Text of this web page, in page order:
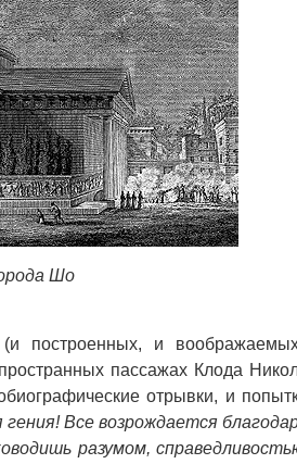
Шо
и
пассажах Клода
отрывки, и
Все возрождается
разумом,